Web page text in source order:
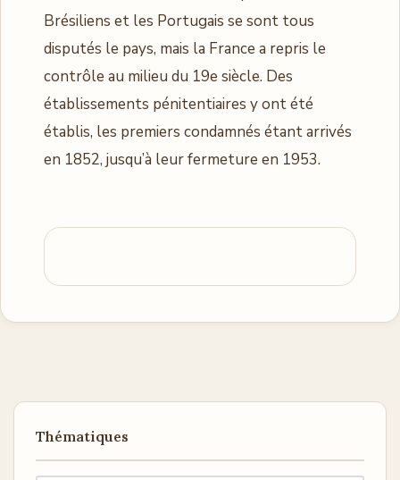
Brésiliens et les Portugais se sont tous
disputés le pays, mais la France a repris le
contrôle au milieu du 19e siècle. Des
établissements pénitentiaires y ont été
établis, les premiers condamnés étant arrivés
en 1852, jusqu’à leur fermeture en 1953.
Thématiques